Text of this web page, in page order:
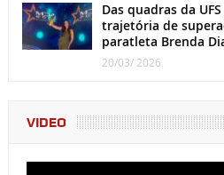
Das quadras da
trajetória de
paratleta Brenda
20/03/ 2026
VIDEO